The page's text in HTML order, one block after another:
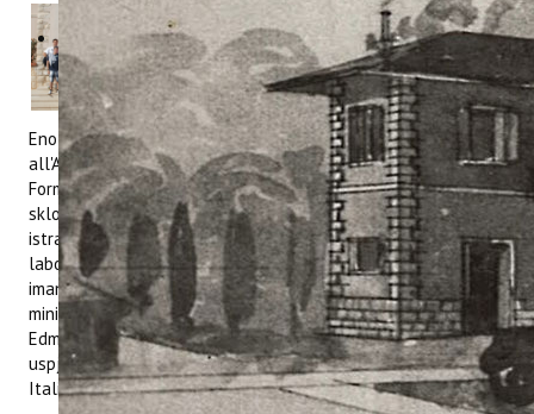
10. svibnja 2013. godine Institut za
poljoprivredu i turizam posjetila je grupa
studenata i profesora treće godine
vinogradarsko-vinarskog studija (Corso di
Laurea Interateneo in Viticoltura ed
Enologia), koji djeluje pri Istituto agrario di San Michele
all'Adige (Fondazione Edmund Mach - Centro Istruzione e
Formazione) u talijanskom gradu San Michele all'Adige.U
sklopu posjeta studentima je predstavljen znanstveno-
istraživački i stručni rad Instituta, nakon čega su razgledali
laboratorije, salu za senzorsku analizu vina i maslinovog ulja,
imanje Instituta s višegodišnjim nasadima te podrum
minivinifikacije. Institut za poljoprivredu i turizam i Fondazione
Edmund Mach iz San Michele all'Adige veći duži niz godina
uspješno surađuju i ovo je još jedna u nizu posjeta kolega iz
Italije našem Institutu.